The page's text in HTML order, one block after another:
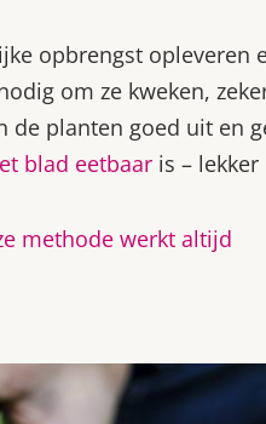
opbrengst opleveren
om ze kweken,
de planten goed uit en
blad eetbaar is –
methode werkt altijd